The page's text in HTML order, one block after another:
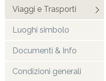
Viaggi e Trasporti
Luoghi simbolo
Documenti & Info
Condizioni generali